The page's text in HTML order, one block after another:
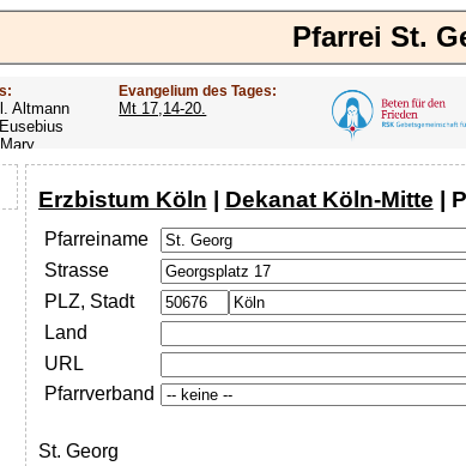
Pfarrei St.
Altmann
Hl.
Hl.
Evangelium des Tages:
Mt 17,14-20.
Erzbistum Köln | Dekanat Köln-Mitte |
Pfarreiname
Strasse
PLZ, Stadt
Land
URL
Pfarrverband
St. Georg